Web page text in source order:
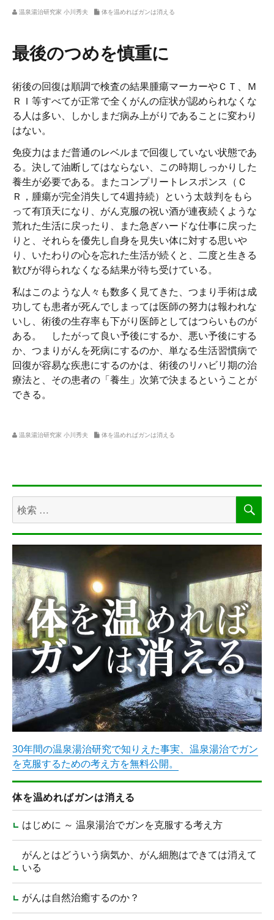
温泉湯治研究家 小川秀夫 体を温めればガンは消える
最後のつめを慎重に
術後の回復は順調で検査の結果腫瘍マーカーやＣＴ、Ｍ
ＲＩ等すべてが正常で全くがんの症状が認められなくな
る人は多い、しかしまだ病み上がりであることに変わり
はない。
免疫力はまだ普通のレベルまで回復していない状態であ
る。決して油断してはならない、この時期しっかりした
養生が必要である。またコンプリートレスポンス（Ｃ
Ｒ，腫瘍が完全消失して4週持続）という太鼓判をもら
って有頂天になり、がん克服の祝い酒が連夜続くような
荒れた生活に戻ったり、また急ぎハードな仕事に戻った
りと、それらを優先し自身を見失い体に対する思いや
り、いたわりの心を忘れた生活が続くと、二度と生きる
歓びが得られなくなる結果が待ち受けている。
私はこのような人々も数多く見てきた、つまり手術は成
功しても患者が死んでしまっては医師の努力は報われな
いし、術後の生存率も下がり医師としてはつらいものが
ある。 したがって良い予後にするか、悪い予後にする
か、つまりがんを死病にするのか、単なる生活習慣病で
回復が容易な疾患にするのかは、術後のリハビリ期の治
療法と、その患者の「養生」次第で決まるということが
できる。
温泉湯治研究家 小川秀夫 体を温めればガンは消える
検
索
対
象:
検
30年間の温泉湯治研究で知りえた事実、温泉湯治でガン
を克服するための考え方を無料公開。
体を温めればガンは消える
はじめに ～ 温泉湯治でガンを克服する考え方
がんとはどういう病気か、がん細胞はできては消えて
いる
がんは自然治癒するのか？